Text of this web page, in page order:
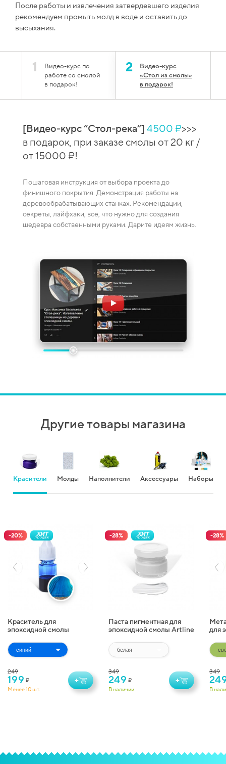
После работы и извлечения затвердевшего изделия
рекомендуем промыть молд в воде и оставить до
высыхания.
1
Видео-курс по
работе со смолой
в подарок!
2
Видео-курс
«Стол из смолы»
в подарок!
[Видео-курс “Стол-река”] 4500 ₽>>>
в подарок, при заказе смолы от 20 кг /
от 15000 ₽!
Пошаговая инструкция от выбора проекта до
финишного покрытия. Демонстрация работы на
деревообрабатывающих станках. Рекомендации,
секреты, лайфхаки, все, что нужно для создания
шедевра собственными руками. Дарите идеям жизнь.
Другие товары магазина
Красители Молды Наполнители Аксессуары Наборы
-20% ХИТ
продаж
Краситель для
эпоксидной смолы
Transparent Colorant (10
мл)
249
199 ₽
Менее 10 шт.
+
-28% ХИТ
продаж
Паста пигментная для
эпоксидной смолы Artline
349
249 ₽
В наличии
+
-28%
для
(10 г)
349
В